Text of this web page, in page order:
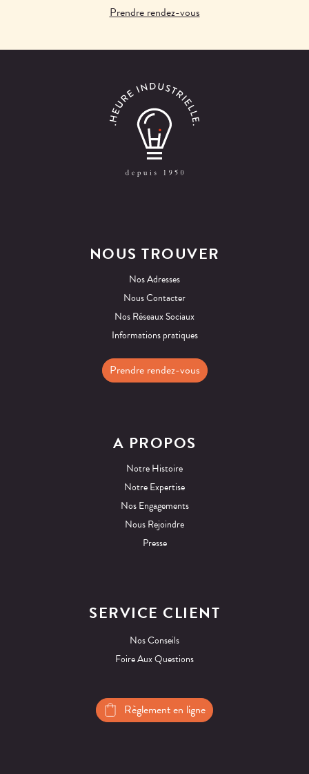
Prendre rendez-vous
NOUS TROUVER
Nos Adresses
Nous Contacter
Nos Réseaux Sociaux
Informations pratiques
Prendre rendez-vous
A PROPOS
Notre Histoire
Notre Expertise
Nos Engagements
Nous Rejoindre
Presse
SERVICE CLIENT
Nos Conseils
Foire Aux Questions
Règlement en ligne